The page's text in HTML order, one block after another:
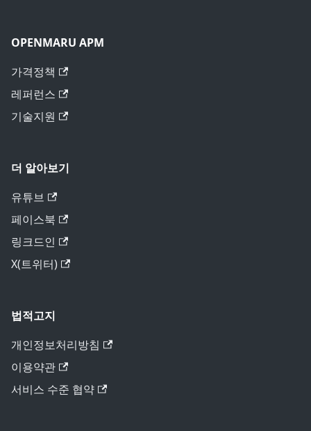
OPENMARU APM
가격정책
레퍼런스
기술지원
더 알아보기
유튜브
페이스북
링크드인
X(트위터)
법적고지
개인정보처리방침
이용약관
서비스 수준 협약